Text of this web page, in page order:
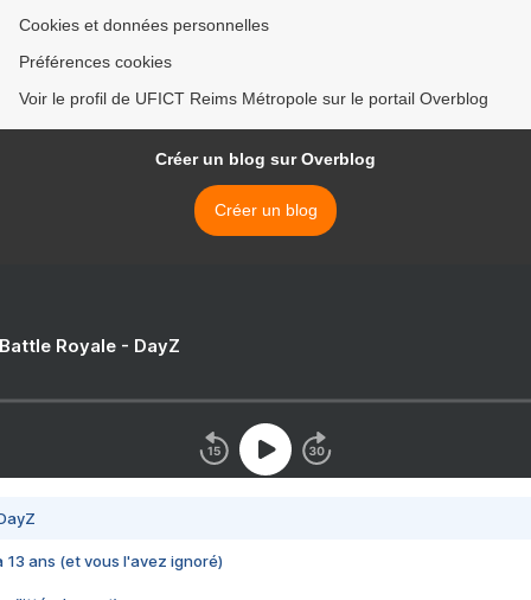
Cookies et données personnelles
Préférences cookies
Voir le profil de UFICT Reims Métropole sur le portail Overblog
Créer un blog sur Overblog
Créer un blog
Royale - DayZ
13 ans (et vous l'avez ignoré)